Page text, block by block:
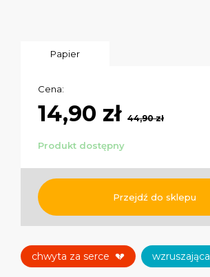
Papier
Cena:
14,90 zł 44,90 zł
Produkt dostępny
Przejdź do sklepu
chwyta za serce 💔 wzruszająca